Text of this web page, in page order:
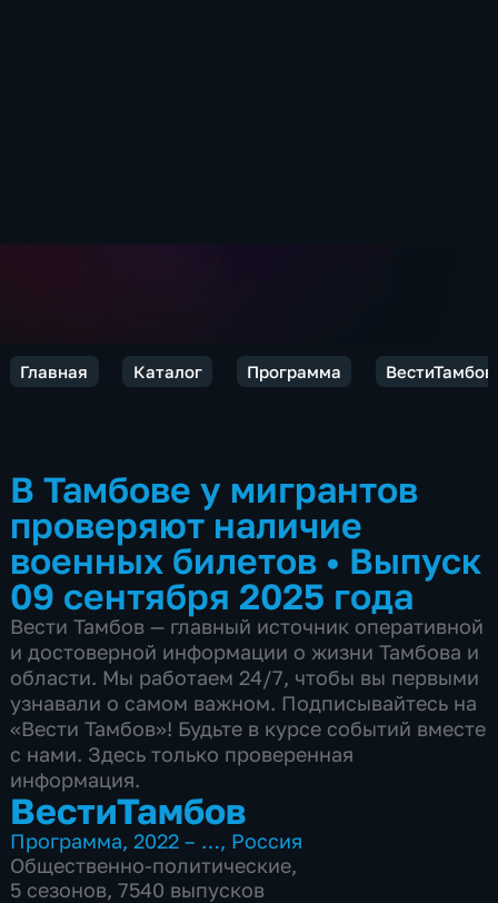
Главная Каталог Программа ВестиТамбов
В Тамбове у мигрантов
проверяют наличие
военных билетов • Выпуск
09 сентября 2025 года
Вести Тамбов — главный источник оперативной
и достоверной информации о жизни Тамбова и
области. Мы работаем 24/7, чтобы вы первыми
узнавали о самом важном. Подписывайтесь на
«Вести Тамбов»! Будьте в курсе событий вместе
с нами. Здесь только проверенная
информация.
ВестиТамбов
Программа,2022 – …, Россия
Общественно-политические,
5 сезонов, 7540 выпусков